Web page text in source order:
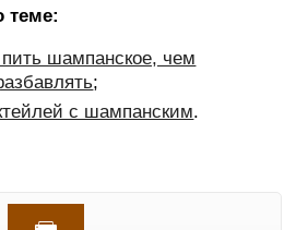
теме:
пить шампанское, чем
;
с шампанским.